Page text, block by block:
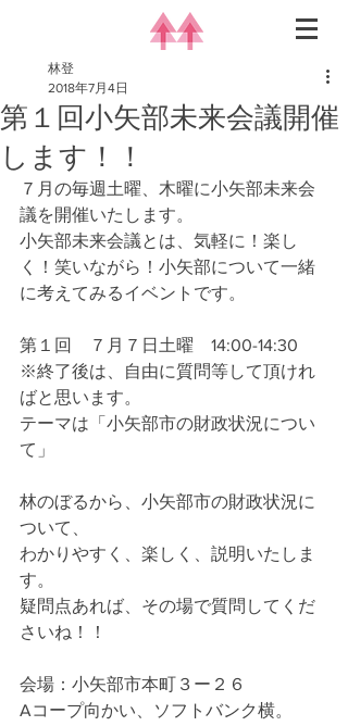
第１回小矢部未来会議開催
します！！
林登
2018年7月4日
７月の毎週土曜、木曜に小矢部未来会
議を開催いたします。
小矢部未来会議とは、気軽に！楽し
く！笑いながら！小矢部について一緒
に考えてみるイベントです。
第１回　７月７日土曜　14:00-14:30
※終了後は、自由に質問等して頂けれ
ばと思います。
テーマは「小矢部市の財政状況につい
て」
林のぼるから、小矢部市の財政状況に
ついて、
わかりやすく、楽しく、説明いたしま
す。
疑問点あれば、その場で質問してくだ
さいね！！
会場：小矢部市本町３ー２６
Aコープ向かい、ソフトバンク横。